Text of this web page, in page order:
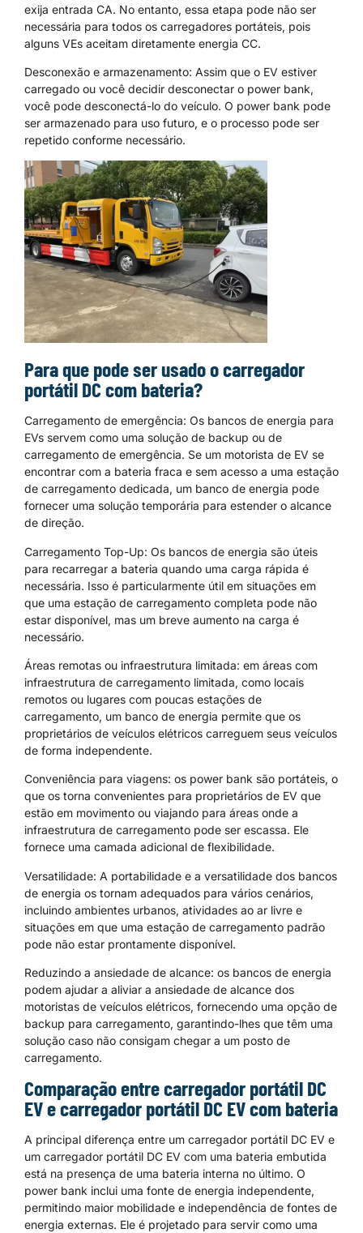
exija entrada CA. No entanto, essa etapa pode não ser
necessária para todos os carregadores portáteis, pois
alguns VEs aceitam diretamente energia CC.
Desconexão e armazenamento: Assim que o EV estiver
carregado ou você decidir desconectar o power bank,
você pode desconectá-lo do veículo. O power bank pode
ser armazenado para uso futuro, e o processo pode ser
repetido conforme necessário.
Para que pode ser usado o carregador
portátil DC com bateria?
Carregamento de emergência: Os bancos de energia para
EVs servem como uma solução de backup ou de
carregamento de emergência. Se um motorista de EV se
encontrar com a bateria fraca e sem acesso a uma estação
de carregamento dedicada, um banco de energia pode
fornecer uma solução temporária para estender o alcance
de direção.
Carregamento Top-Up: Os bancos de energia são úteis
para recarregar a bateria quando uma carga rápida é
necessária. Isso é particularmente útil em situações em
que uma estação de carregamento completa pode não
estar disponível, mas um breve aumento na carga é
necessário.
Áreas remotas ou infraestrutura limitada: em áreas com
infraestrutura de carregamento limitada, como locais
remotos ou lugares com poucas estações de
carregamento, um banco de energia permite que os
proprietários de veículos elétricos carreguem seus veículos
de forma independente.
Conveniência para viagens: os power bank são portáteis, o
que os torna convenientes para proprietários de EV que
estão em movimento ou viajando para áreas onde a
infraestrutura de carregamento pode ser escassa. Ele
fornece uma camada adicional de flexibilidade.
Versatilidade: A portabilidade e a versatilidade dos bancos
de energia os tornam adequados para vários cenários,
incluindo ambientes urbanos, atividades ao ar livre e
situações em que uma estação de carregamento padrão
pode não estar prontamente disponível.
Reduzindo a ansiedade de alcance: os bancos de energia
podem ajudar a aliviar a ansiedade de alcance dos
motoristas de veículos elétricos, fornecendo uma opção de
backup para carregamento, garantindo-lhes que têm uma
solução caso não consigam chegar a um posto de
carregamento.
Comparação entre carregador portátil DC
EV e carregador portátil DC EV com bateria
A principal diferença entre um carregador portátil DC EV e
um carregador portátil DC EV com uma bateria embutida
está na presença de uma bateria interna no último. O
power bank inclui uma fonte de energia independente,
permitindo maior mobilidade e independência de fontes de
energia externas. Ele é projetado para servir como uma